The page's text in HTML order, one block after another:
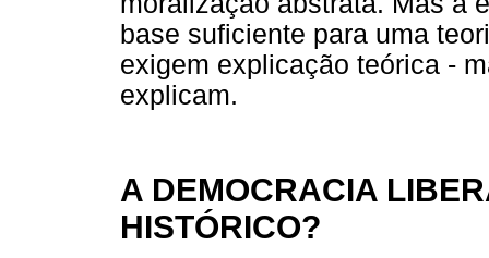
base suficiente para uma
exigem explicação teórica -
explicam.
A DEMOCRACIA
HISTÓRICO?